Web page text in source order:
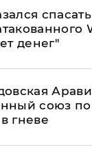
денег"
союз
гневе